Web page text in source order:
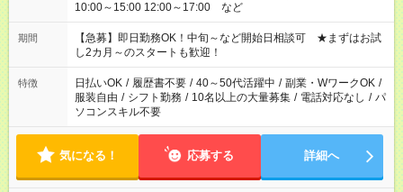
10:00～15:00 12:00～17:00 など
期間
【急募】即日勤務OK！中旬～など開始日相談可 ★まずはお試
し2カ月～のスタートも歓迎！
特徴 日払いOK / 履歴書不要 / 40～50代活躍中 / 副業・WワークOK /
服装自由 / シフト勤務 / 10名以上の大量募集 / 電話対応なし / パ
ソコンスキル不要
気になる！ 応募する 詳細へ